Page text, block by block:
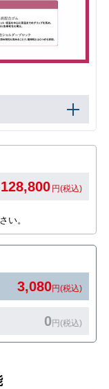
128,800 円(税込)
い。
3,080円(税込)
0円(税込)